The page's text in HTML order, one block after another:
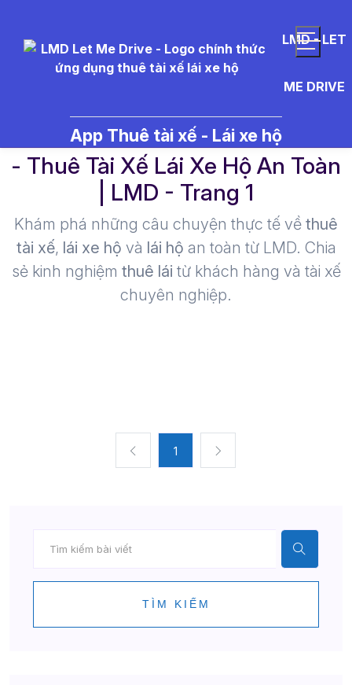
LMD - LET
ME DRIVE
App Thuê tài xế - Lái xe hộ
- Thuê Tài Xế Lái Xe Hộ An Toàn
| LMD - Trang 1​
Khám phá những câu chuyện thực tế về thuê
tài xế, lái xe hộ và lái hộ an toàn từ LMD. Chia
sẻ kinh nghiệm thuê lái từ khách hàng và tài xế
chuyên nghiệp.
1
TÌM KIẾM